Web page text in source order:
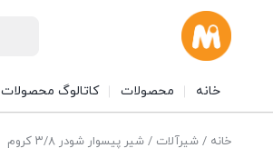
خانه محصولات کاتالوگ محصولات
خانه /شیرآلات / شیر پیسوار شودر ۳/۸ کروم